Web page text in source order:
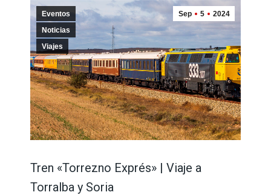
Sep 5 2024
Eventos
Noticias
Viajes
Tren «Torrezno Exprés» | Viaje a
Torralba y Soria